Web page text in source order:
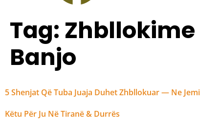
Tag: Zhbllokime
Banjo
5 Shenjat Që Tuba Juaja Duhet Zhbllokuar — Ne Jemi
Këtu Për Ju Në Tiranë & Durrës